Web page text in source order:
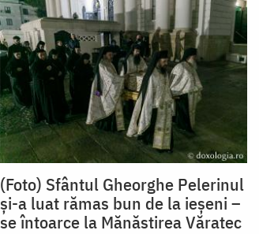
(Foto) Sfântul Gheorghe Pelerinul
și-a luat rămas bun de la ieșeni –
se întoarce la Mănăstirea Văratec